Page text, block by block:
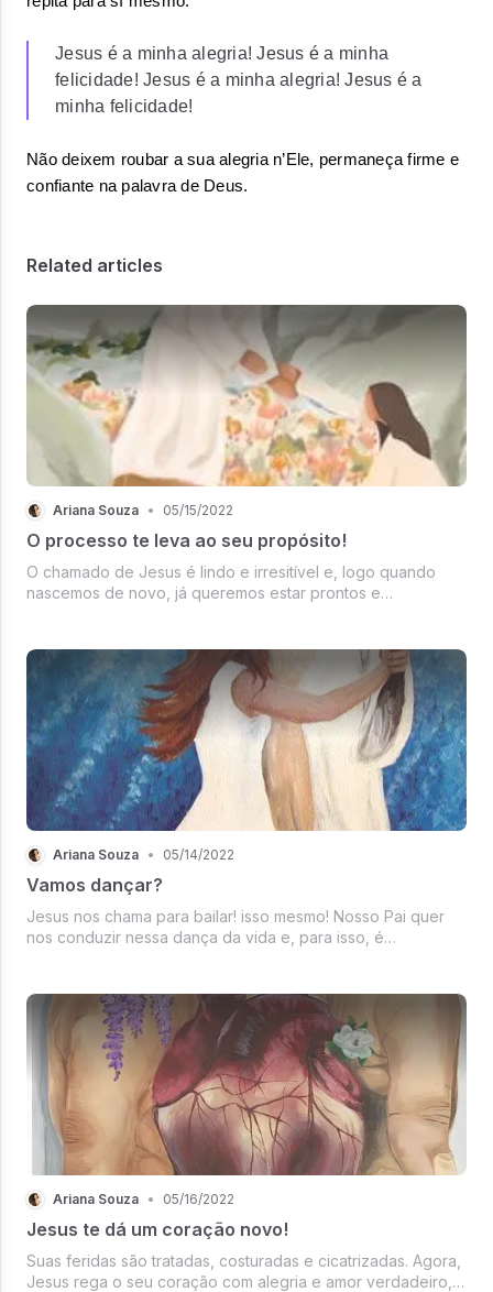
Jesus é a minha alegria! Jesus é a minha
felicidade! Jesus é a minha alegria! Jesus é a
minha felicidade!
Não deixem roubar a sua alegria n’Ele, permaneça firme e
confiante na palavra de Deus.
Related articles
Ariana Souza • 05/15/2022
O processo te leva ao seu propósito!
O chamado de Jesus é lindo e irresitível e, logo quando
nascemos de novo, já queremos estar prontos e
parado sem nada fazer; é caminhar c...
Ariana Souza • 05/14/2022
Vamos dançar?
Jesus nos chama para bailar! isso mesmo! Nosso Pai quer
nos conduzir nessa dança da vida e, para isso, é
Ariana Souza • 05/16/2022
Jesus te dá um coração novo!
Suas feridas são tratadas, costuradas e cicatrizadas. Agora,
Jesus rega o seu coração com alegria e amor verdadeiro,